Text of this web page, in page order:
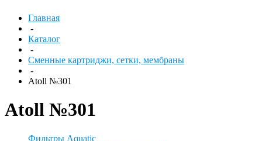
Главная
-
Каталог
-
Сменные картриджи, сетки, мембраны
-
Atoll №301
Atoll №301
Фильтры Aquatic